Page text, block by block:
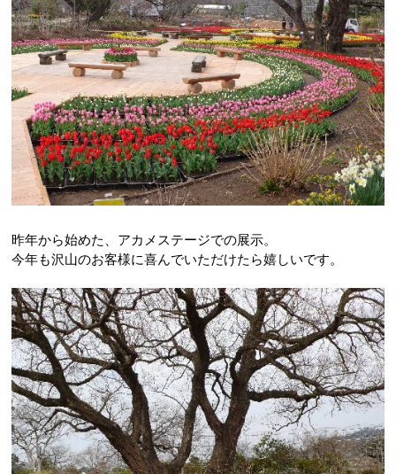
昨年から始めた、アカメステージでの展示。
今年も沢山のお客様に喜んでいただけたら嬉しいです。